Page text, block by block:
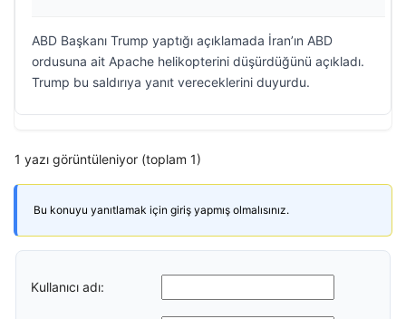
ABD Başkanı Trump yaptığı açıklamada İran’ın ABD
ordusuna ait Apache helikopterini düşürdüğünü açıkladı.
Trump bu saldırıya yanıt vereceklerini duyurdu.
1 yazı görüntüleniyor (toplam 1)
Bu konuyu yanıtlamak için giriş yapmış olmalısınız.
Kullanıcı adı: